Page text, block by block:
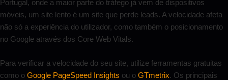
Portugal, onde a maior parte do tráfego já vem de dispositivos
móveis, um site lento é um site que perde leads. A velocidade afeta
não só a experiência do utilizador, como também o posicionamento
no Google através dos Core Web Vitals.
Para verificar a velocidade do seu site, utilize ferramentas gratuitas
como o Google PageSpeed Insights ou o GTmetrix. Os principais